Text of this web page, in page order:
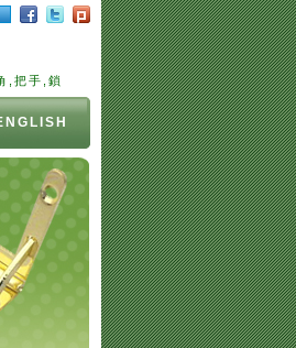
扣,珠寶盒五金,雪茄盒,五金,小五金,木器五